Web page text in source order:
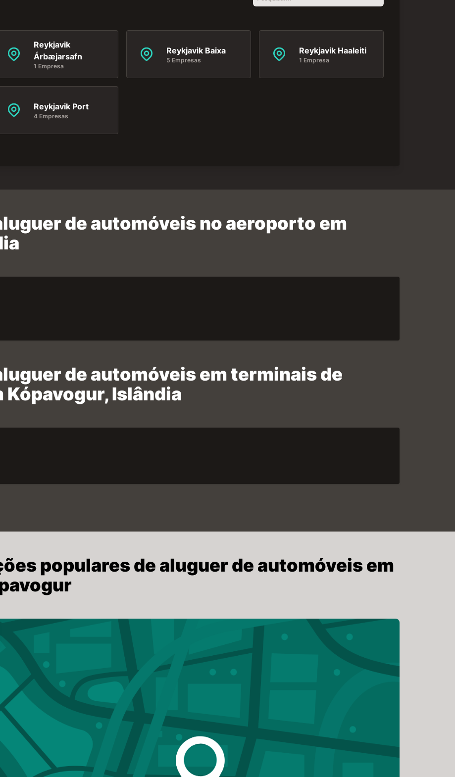
Reykjavik
Árbæjarsafn
1 Empresa
Reykjavik Baixa
5 Empresas
Reykjavik Haaleiti
1 Empresa
Reykjavik Port
4 Empresas
de automóveis no aeroporto em
de automóveis em terminais de
Islândia
populares de aluguer de automóveis em